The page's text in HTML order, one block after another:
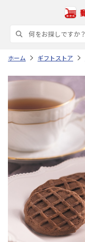
ホーム ギフトストア